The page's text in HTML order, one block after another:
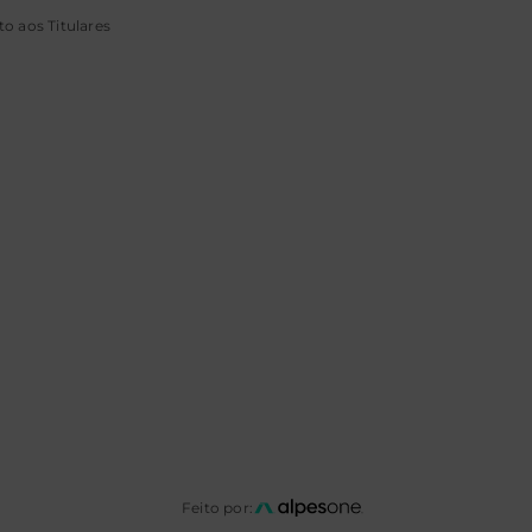
aos Titulares
Feito por: